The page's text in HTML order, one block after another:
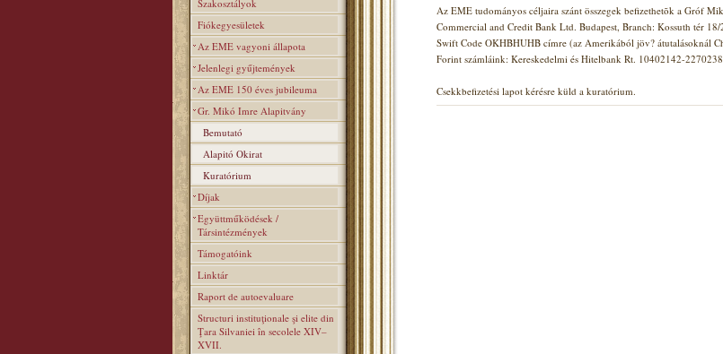
Szakosztályok
Fiókegyesületek
Az EME vagyoni állapota
Jelenlegi gyűjtemények
Az EME 150 éves jubileuma
Gr. Mikó Imre Alapitvány
Bemutató
Alapitó Okirat
Kuratórium
Díjak
Együttműködések /
Társintézmények
Támogatóink
Linktár
Raport de autoevaluare
Structuri instituţionale şi elite din
Ţara Silvaniei în secolele XIV–
XVII.
Az EME tudományos céljaira szánt összegek befizethetõk a Gróf
Commercial and Credit Bank Ltd. Budapest, Branch: Kossuth tér 18/
Swift Code OKHBHUHB címre (az Amerikából jöv? átutalásoknál
Forint számláink: Kereskedelmi és Hitelbank Rt. 10402142-
Csekkbefizetési lapot kérésre küld a kuratórium.